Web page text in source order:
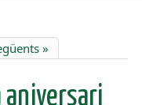
»
aniversari